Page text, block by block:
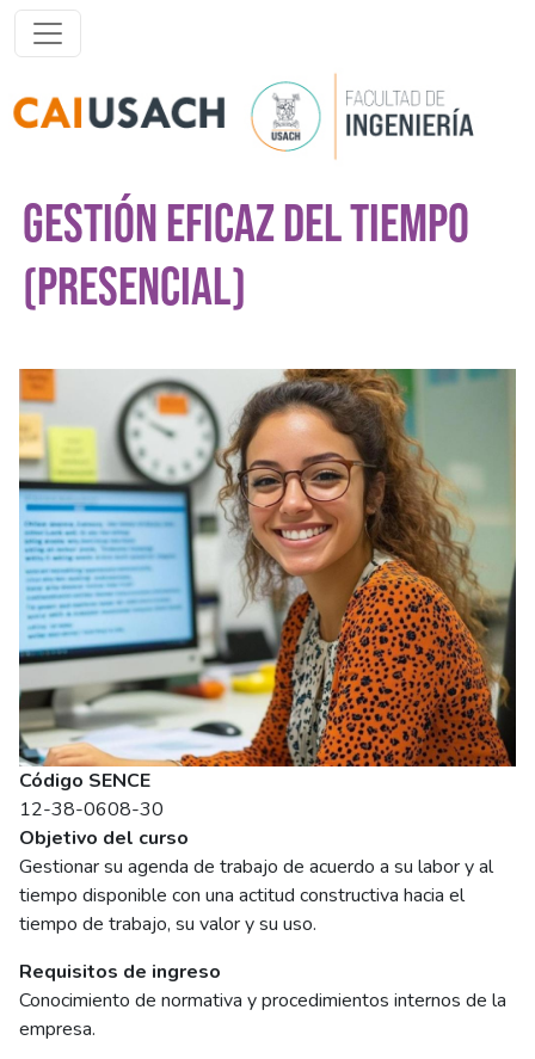
Pasar al contenido principal
GESTIÓN EFICAZ DEL TIEMPO
(PRESENCIAL)
Imagen del curso
Código SENCE
12-38-0608-30
Objetivo del curso
Gestionar su agenda de trabajo de acuerdo a su labor y al
tiempo disponible con una actitud constructiva hacia el
tiempo de trabajo, su valor y su uso.
Requisitos de ingreso
Conocimiento de normativa y procedimientos internos de la
empresa.